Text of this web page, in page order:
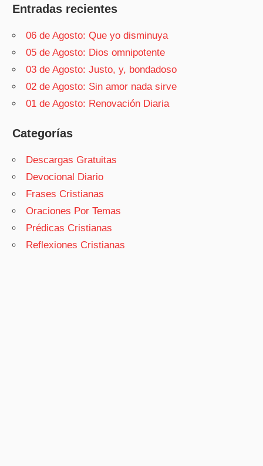
Entradas recientes
06 de Agosto: Que yo disminuya
05 de Agosto: Dios omnipotente
03 de Agosto: Justo, y, bondadoso
02 de Agosto: Sin amor nada sirve
01 de Agosto: Renovación Diaria
Categorías
Descargas Gratuitas
Devocional Diario
Frases Cristianas
Oraciones Por Temas
Prédicas Cristianas
Reflexiones Cristianas